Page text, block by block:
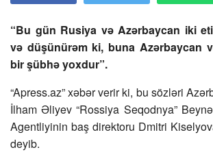
“Bu gün Rusiya və Azərbaycan iki
və düşünürəm ki, buna Azərbaycan
bir şübhə yoxdur”.
“Apress.az” xəbər verir ki, bu sözləri
İlham Əliyev “Rossiya Seqodnya”
Agentliyinin baş direktoru Dmitri
deyib.